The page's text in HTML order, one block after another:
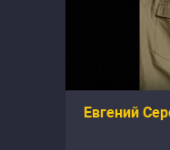
Евгений